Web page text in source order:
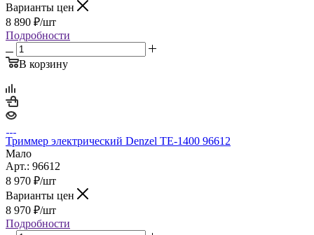
Варианты цен
8 890 ₽/шт
Подробности
В корзину
Триммер электрический Denzel TE-1400 96612
Мало
Арт.: 96612
8 970 ₽/шт
Варианты цен
8 970 ₽/шт
Подробности